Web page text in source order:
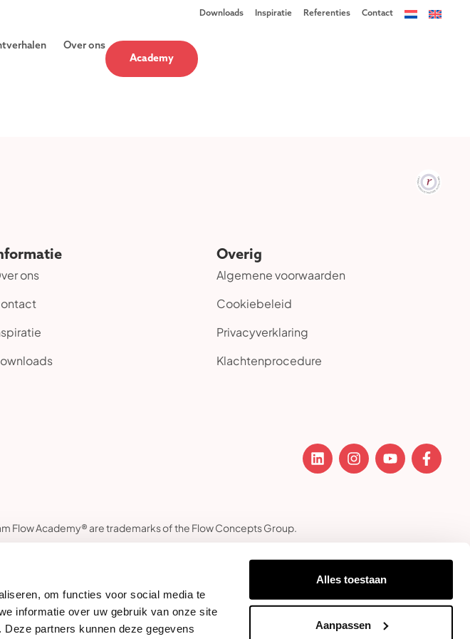
om functies voor social media te
informatie over uw gebruik van onze site
partners kunnen deze gegevens
Alles toestaan
Aanpassen
Downloads Inspiratie Referenties Contact
Over ons
Academy
ons
Overig
Algemene voorwaarden
Cookiebeleid
Privacyverklaring
Klachtenprocedure
Flow Academy® are trademarks of the Flow Concepts Group.